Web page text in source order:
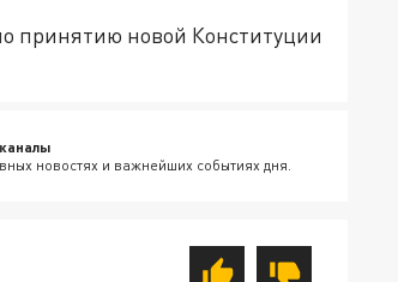
принятию новой Конституции
новостях и важнейших событиях дня.